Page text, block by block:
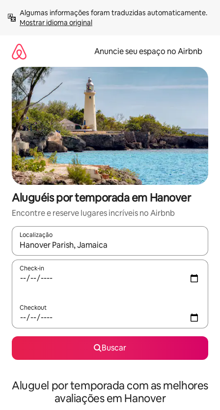
para
Mostrar idioma original
Anuncie seu espaço no Airbnb
Aluguéis por temporada em Hanover
Encontre e reserve lugares incríveis no Airbnb
Localização
Quando os resultados estiverem disponíveis, explore-os
Check-in
Checkout
Buscar
Aluguel por temporada com as melhores
avaliações em Hanover